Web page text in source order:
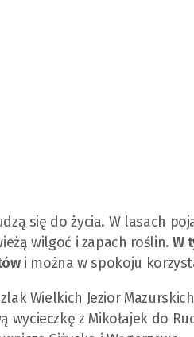
się do życia. W lasach
wilgoć i zapach roślin.W
i można w spokoju
Wielkich Jezior
wycieczkę z Mikołajek do